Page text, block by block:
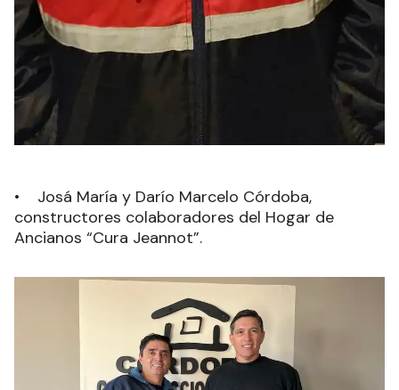
• Josá María y Darío Marcelo Córdoba,
constructores colaboradores del Hogar de
Ancianos “Cura Jeannot”.